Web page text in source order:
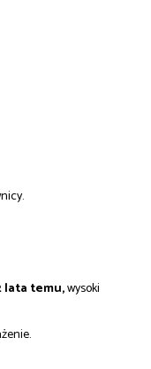
lata temu,wysoki